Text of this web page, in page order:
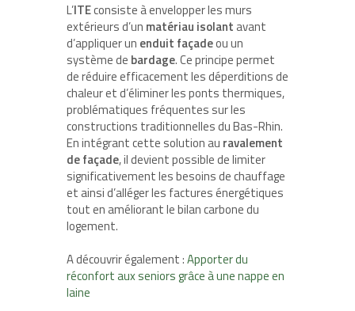
L’ITEconsiste à envelopper les murs
extérieurs d’un matériau isolant avant
d’appliquer un enduit façadeou un
système de bardage. Ce principe permet
de réduire efficacement les déperditions de
chaleur et d’éliminer les ponts thermiques,
problématiques fréquentes sur les
constructions traditionnelles du Bas-Rhin.
En intégrant cette solution au ravalement
de façade, il devient possible de limiter
significativement les besoins de chauffage
et ainsi d’alléger les factures énergétiques
tout en améliorant le bilan carbone du
logement.
A découvrir également :Apporter du
réconfort aux seniors grâce à une nappe en
laine